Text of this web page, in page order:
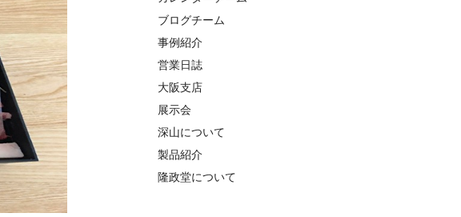
ブログチーム
事例紹介
営業日誌
大阪支店
展示会
深山について
製品紹介
隆政堂について